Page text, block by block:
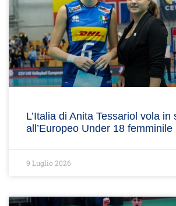
L’Italia di Anita Tessariol vola in
all’Europeo Under 18 femminile
9 Luglio 2026